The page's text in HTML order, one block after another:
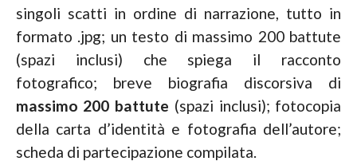
singoli scatti in ordine di narrazione, tutto in
formato .jpg; un testo di massimo 200 battute
(spazi inclusi) che spiega il racconto
fotografico; breve biografia discorsiva di
massimo 200 battute (spazi inclusi); fotocopia
della carta d’identità e fotografia dell’autore;
scheda di partecipazione compilata.